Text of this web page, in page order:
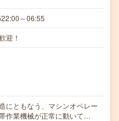
～06:55
迎！
にともなう、マシンオペレー
作業機械が正常に動いて…